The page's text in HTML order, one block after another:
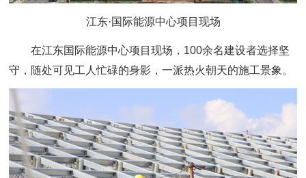
江东·国际能源中心项目现场
在江东国际能源中心项目现场，100余名建设者选择坚
守，随处可见工人忙碌的身影，一派热火朝天的施工景象。